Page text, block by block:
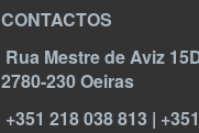
CONTACTOS
Rua Mestre de Aviz
2780-230 Oeiras
+351 218 038 813 |